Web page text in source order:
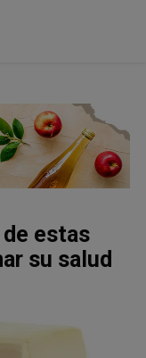
estas
su salud